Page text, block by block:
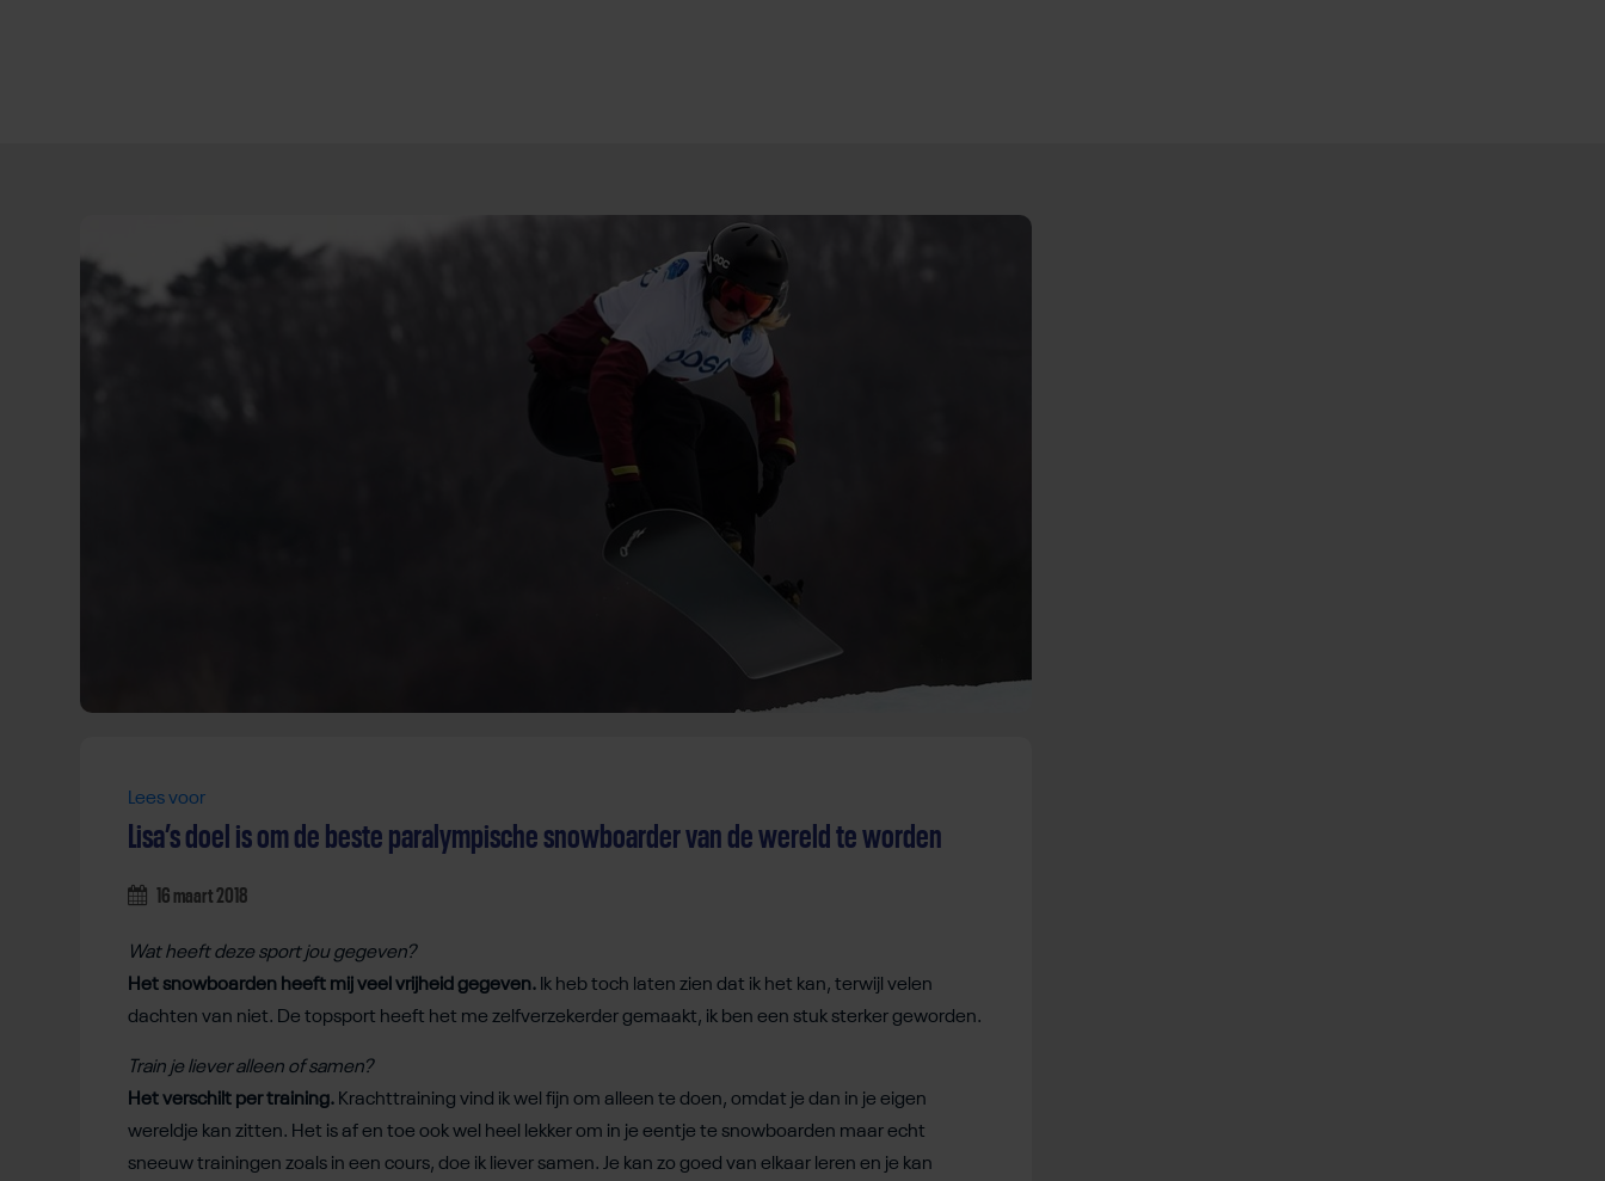
Lees voor
Lisa’s doel is om de beste paralympische snowboarder van de wereld te worden
16 maart 2018
Wat heeft deze sport jou gegeven?
Het snowboarden heeft mij veel vrijheid gegeven. Ik heb toch laten zien dat ik het kan, terwijl velen
dachten van niet. De topsport heeft het me zelfverzekerder gemaakt, ik ben een stuk sterker geworden.
Train je liever alleen of samen?
Het verschilt per training. Krachttraining vind ik wel fijn om alleen te doen, omdat je dan in je eigen
wereldje kan zitten. Het is af en toe ook wel heel lekker om in je eentje te snowboarden maar echt
sneeuw trainingen zoals in een cours, doe ik liever samen. Je kan zo goed van elkaar leren en je kan